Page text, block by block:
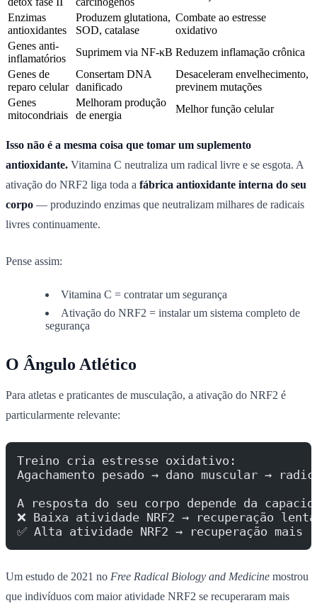
Enzimas
antioxidantes
Produzem glutationa,
SOD, catalase
Combate ao estresse
oxidativo
Genes anti-
inflamatórios
Suprimem via NF-κB Reduzem inflamação crônica
Genes de
reparo celular
Consertam DNA
danificado
Desaceleram envelhecimento,
previnem mutações
Genes
mitocondriais
Melhoram produção
de energia
Melhor função celular
Isso não é a mesma coisa que tomar um suplemento
antioxidante. Vitamina C neutraliza um radical livre e se esgota. A
ativação do NRF2 liga toda a fábrica antioxidante interna do seu
corpo — produzindo enzimas que neutralizam milhares de radicais
livres continuamente.
Pense assim:
Vitamina C = contratar um segurança
Ativação do NRF2 = instalar um sistema completo de
segurança
O Ângulo Atlético
Para atletas e praticantes de musculação, a ativação do NRF2 é
particularmente relevante:
Treino cria estresse oxidativo:
Agachamento pesado → dano muscular →
A resposta do seu corpo depende da
❌ Baixa atividade NRF2 → recuperação
✅ Alta atividade NRF2 → recuperação
Um estudo de 2021 no Free Radical Biology and Medicine mostrou
que indivíduos com maior atividade NRF2 se recuperaram mais